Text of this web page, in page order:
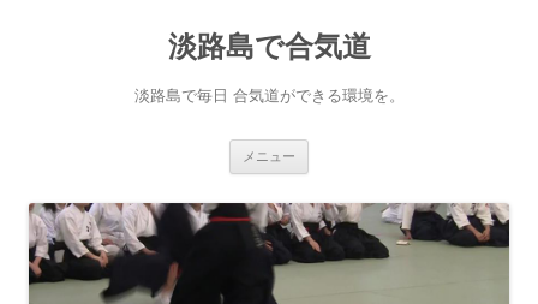
淡路島で合気道
淡路島で毎日 合気道ができる環境を。
メニュー